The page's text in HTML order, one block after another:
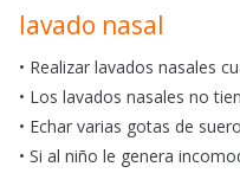
lavado nasal
• Realizar lavados nasales
• Los lavados nasales no
• Echar varias gotas de
• Si al niño le genera